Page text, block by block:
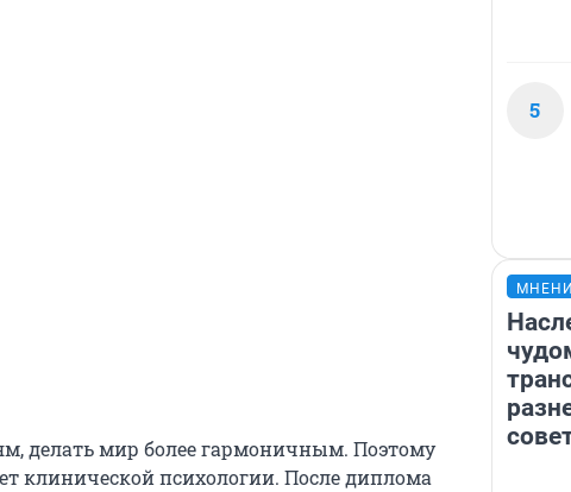
делать мир более гармоничным. Поэтому
клинической психологии. После диплома
5